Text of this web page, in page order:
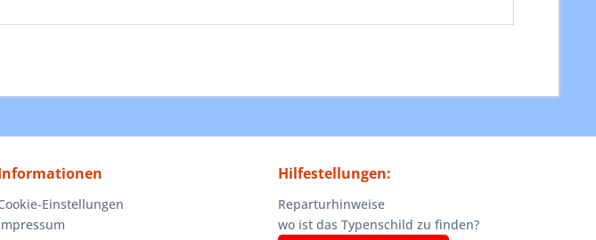
Einstellungen
Hilfestellungen:
Reparturhinweise
wo ist das Typenschild zu finden?